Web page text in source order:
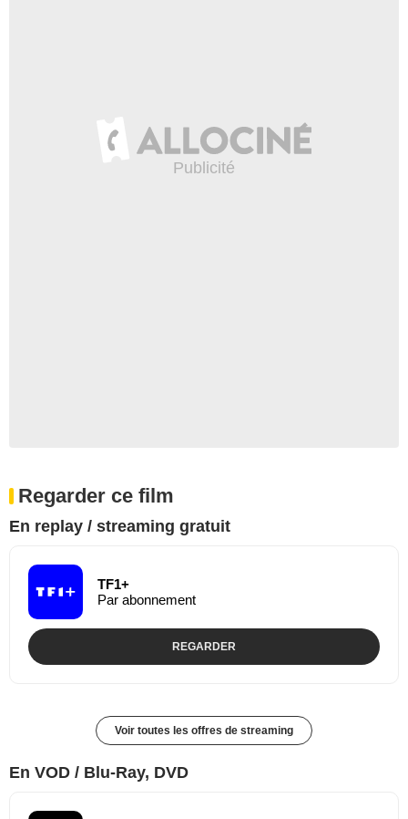
Regarder ce film
En replay / streaming gratuit
TF1+
Par abonnement
REGARDER
Voir toutes les offres de streaming
En VOD / Blu-Ray, DVD